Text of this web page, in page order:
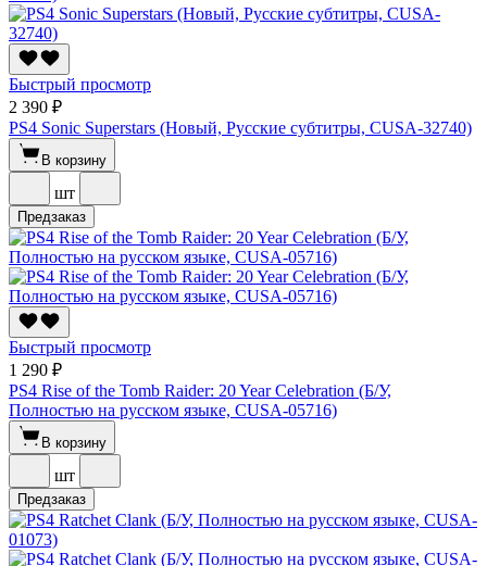
Быстрый просмотр
2 390 ₽
PS4 Sonic Superstars (Новый, Русские субтитры, CUSA-32740)
В корзину
шт
Предзаказ
Быстрый просмотр
1 290 ₽
PS4 Rise of the Tomb Raider: 20 Year Celebration (Б/У,
Полностью на русском языке, CUSA-05716)
В корзину
шт
Предзаказ